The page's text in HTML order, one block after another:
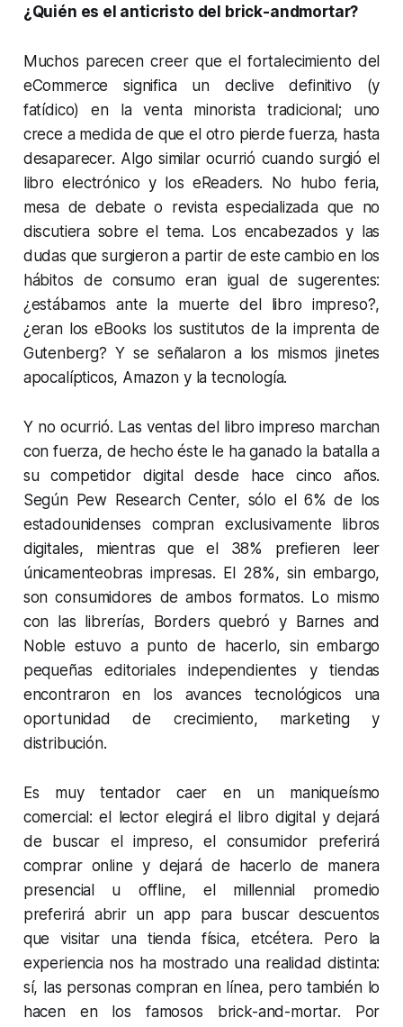
¿Quién es el anticristo del brick-andmortar?
Muchos parecen creer que el fortalecimiento del
eCommerce significa un declive definitivo (y
fatídico) en la venta minorista tradicional; uno
crece a medida de que el otro pierde fuerza, hasta
desaparecer. Algo similar ocurrió cuando surgió el
libro electrónico y los eReaders. No hubo feria,
mesa de debate o revista especializada que no
discutiera sobre el tema. Los encabezados y las
dudas que surgieron a partir de este cambio en los
hábitos de consumo eran igual de sugerentes:
¿estábamos ante la muerte del libro impreso?,
¿eran los eBooks los sustitutos de la imprenta de
Gutenberg? Y se señalaron a los mismos jinetes
apocalípticos, Amazon y la tecnología.
Y no ocurrió. Las ventas del libro impreso marchan
con fuerza, de hecho éste le ha ganado la batalla a
su competidor digital desde hace cinco años.
Según Pew Research Center, sólo el 6% de los
estadounidenses compran exclusivamente libros
digitales, mientras que el 38% prefieren leer
únicamenteobras impresas. El 28%, sin embargo,
son consumidores de ambos formatos. Lo mismo
con las librerías, Borders quebró y Barnes and
Noble estuvo a punto de hacerlo, sin embargo
pequeñas editoriales independientes y tiendas
encontraron en los avances tecnológicos una
oportunidad de crecimiento, marketing y
distribución.
Es muy tentador caer en un maniqueísmo
comercial: el lector elegirá el libro digital y dejará
de buscar el impreso, el consumidor preferirá
comprar online y dejará de hacerlo de manera
presencial u offline, el millennial promedio
preferirá abrir un app para buscar descuentos
que visitar una tienda física, etcétera. Pero la
experiencia nos ha mostrado una realidad distinta:
sí, las personas compran en línea, pero también lo
hacen en los famosos brick-and-mortar. Por